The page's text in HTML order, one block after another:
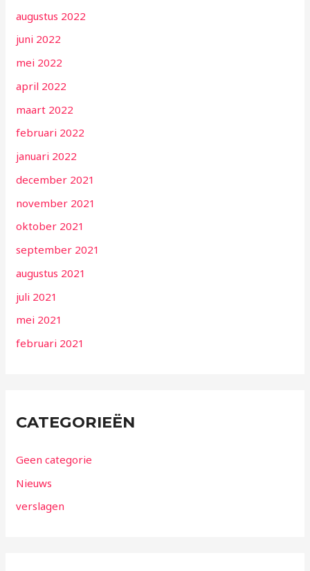
augustus 2022
juni 2022
mei 2022
april 2022
maart 2022
februari 2022
januari 2022
december 2021
november 2021
oktober 2021
september 2021
augustus 2021
juli 2021
mei 2021
februari 2021
CATEGORIEËN
Geen categorie
Nieuws
verslagen